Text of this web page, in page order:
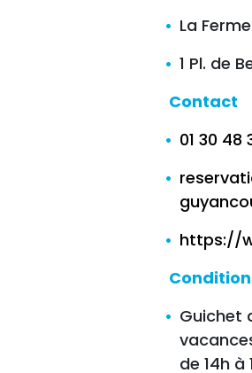
La
1 Pl. de
Contact
01 30 48
https://
Guichet
de 14h à